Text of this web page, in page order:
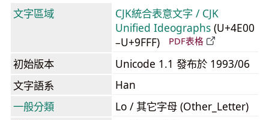
文字區域
CJK統合表意文字 / CJK
Unified Ideographs (U+4E00
–U+9FFF)
PDF表格
初始版本
Unicode 1.1 發布於 1993/06
文字語系
Han
一般分類
Lo / 其它字母 (Other_Letter)